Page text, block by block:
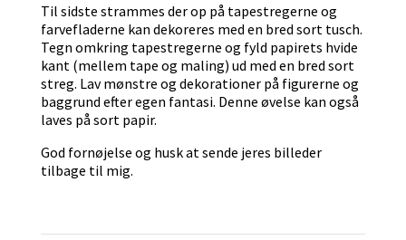
Til sidste strammes der op på tapestregerne og
farvefladerne kan dekoreres med en bred sort tusch.
Tegn omkring tapestregerne og fyld papirets hvide
kant (mellem tape og maling) ud med en bred sort
streg. Lav mønstre og dekorationer på figurerne og
baggrund efter egen fantasi. Denne øvelse kan også
laves på sort papir.
God fornøjelse og husk at sende jeres billeder
tilbage til mig.